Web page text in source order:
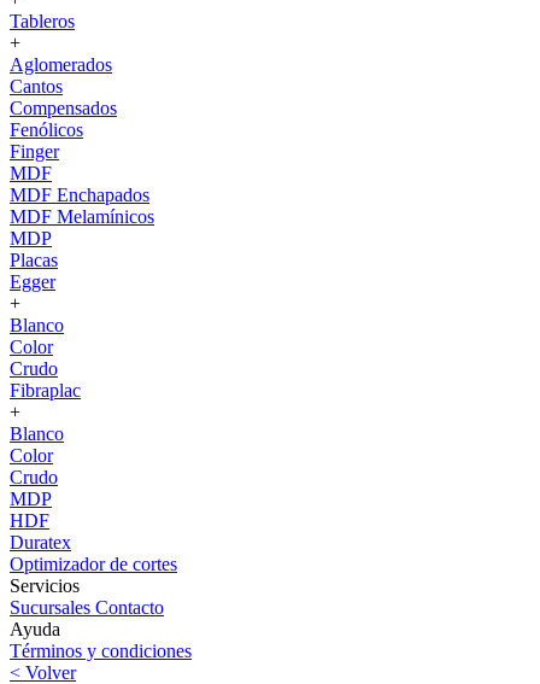
Tableros
+
Aglomerados
Cantos
Compensados
Fenólicos
Finger
MDF
MDF Enchapados
MDF Melamínicos
MDP
Placas
Egger
+
Blanco
Color
Crudo
Fibraplac
+
Blanco
Color
Crudo
MDP
HDF
Duratex
Optimizador de cortes
Servicios
Sucursales Contacto
Ayuda
Términos y condiciones
< Volver